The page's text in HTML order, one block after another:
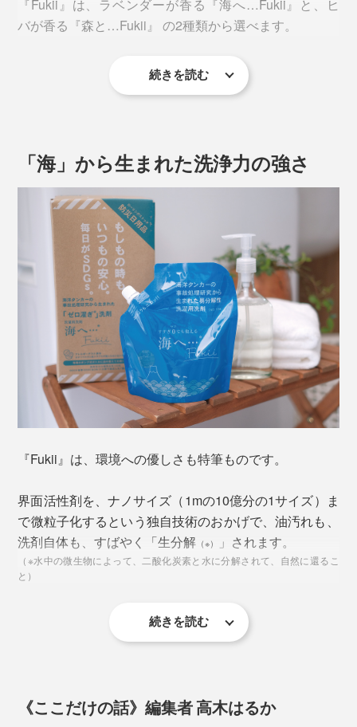
“すすぎゼロ”のために、『Fukii』は、汚れを落とす界面
アレルギーテストで確認済みです。
さらに、洗浄力がアップした『Fukii』なら、つけ置き
で、“電気代ゼロ洗い”もおすすめです。
毎日の洗濯に使っていた、水も、時間も、電気代も、グ
も、安心です。
「千年ボトル」は、ガラス製。厚手のガラスですが、落
せば、もちろん割れてしまいます。
それでも、プラスチックより、ずっと長く、くり返し使
えて、自然への影響が少ないことから、「地球の環境が
1000年以上先まで続くように」、願いを込めて、
『Fukii』のメーカー、がんこ本舗が開発しました。
洗剤の使用量が、ひと目でわかるマグネットつき。
読本」も読める、ていねいなギフトボックスです。
『Fukii』は、ラベンダーが香る『海へ…Fukii』と、ヒ
バが香る『森と…Fukii』 の2種類から選べます。
『海へ…Fukii』は、ラベンダー油・ホオリーフ油・ベル
ガモット油の天然精油入り。『森と…Fukii』は、青森ヒ
バの天然精油入りです。
ラベンダーとヒバから採った、天然の精油入り
洗濯物が乾いた後は、香りが残らないので、市販の洗剤
の強いにおいが苦手な人にもおすすめです。
続きを読む
「海」から生まれた洗浄力の強さ
『Fukii』は、環境への優しさも特筆ものです。
界面活性剤を、ナノサイズ（1mの10億分の1サイズ）ま
で微粒子化するという独自技術のおかげで、油汚れも、
洗剤自体も、すばやく「生分解 （※） 」されます。
（※水中の微生物によって、二酸化炭素と水に分解されて、自然に還るこ
と）
認済み。洗濯後の水が流れつく、海への環境負荷はほと
んどありません。
続きを読む
《ここだけの話》編集者 高木はるか